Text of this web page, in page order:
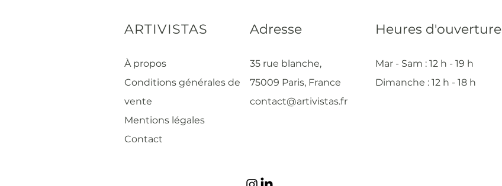
ARTIVISTAS Adresse Heures d'ouverture
À propos
Conditions générales de
vente
Mentions légales
Contact
35 rue blanche,
75009 Paris, France
contact@artivistas.fr
Mar - Sam : 12 h - 19 h
Dimanche : 12 h - 18 h